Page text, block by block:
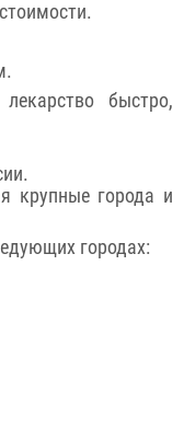
быстро,
крупные города и
городах: